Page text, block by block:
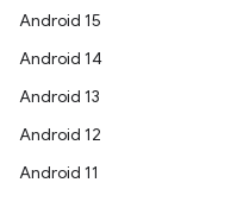
Android 15
Android 14
Android 13
Android 12
Android 11